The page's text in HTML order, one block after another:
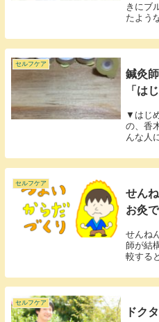
きにブ
たよう
血管に
す。脳
ことも
セルフケア
鍼灸
「は
▼はじ
の、香
んな人
てみた
や腕を
な方■
セルフケア
せん
お灸で
せんね
師が結
較する
でしょ
なお灸
ストア
セルフケア
ドク